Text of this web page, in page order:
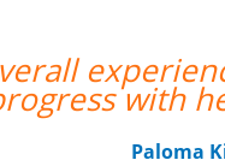
with
Paloma